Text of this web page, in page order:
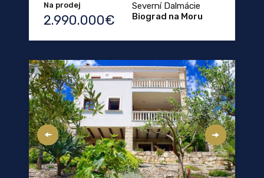
Na prodej
2.990.000€
Severní Dalmácie
Biograd na Moru